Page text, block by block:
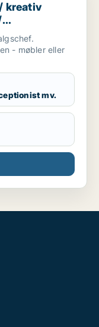
kreativ
- møbler eller
mv.